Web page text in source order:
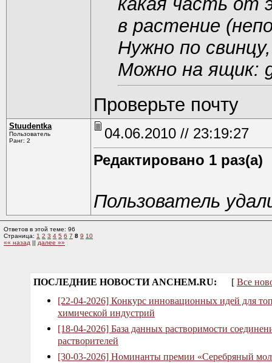
в растение
Нужно по
Можно на ящик:
Проверьте почту
Stuudentka
Пользователь
Ранг: 2
04.06.2010 // 23:19:27
Редактировано 1 раз(а)
Пользователь
Ответов в этой теме: 96
Страница: 1 2 3 4 5 6 7 8 9 10
«« назад || далее »»
ПОСЛЕДНИЕ НОВОСТИ ANCHEM.RU: [ Все
[22-04-2026] Конкурс инновационных идей для
химической индустрий
[18-04-2026] База данных растворимости
растворителей
[30-03-2026] Номинанты премии «Серебряный